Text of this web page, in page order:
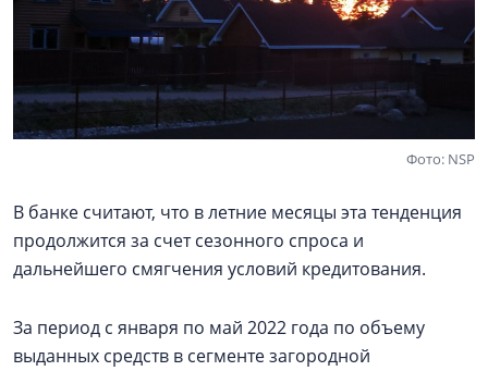
Фото: NSP
В банке считают, что в летние месяцы эта тенденция
продолжится за счет сезонного спроса и
дальнейшего смягчения условий кредитования.
За период с января по май 2022 года по объему
выданных средств в сегменте загородной